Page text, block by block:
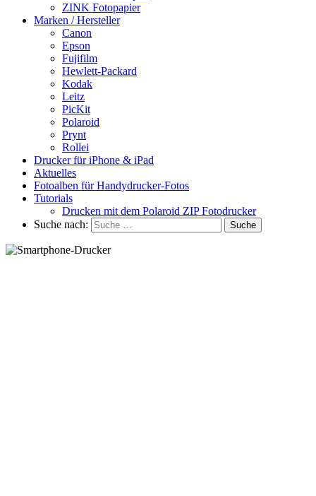
ZINK Fotopapier
Marken / Hersteller
Canon
Epson
Fujifilm
Hewlett-Packard
Kodak
Leitz
PicKit
Polaroid
Prynt
Rollei
Drucker für iPhone & iPad
Aktuelles
Fotoalben für Handydrucker-Fotos
Tutorials
Drucken mit dem Polaroid ZIP Fotodrucker
Suche nach: